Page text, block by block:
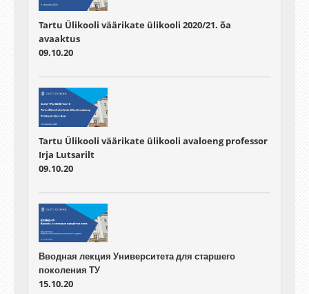
Tartu Ülikooli väärikate ülikooli 2020/21. õa
avaaktus
09.10.20
Tartu Ülikooli väärikate ülikooli avaloeng professor
Irja Lutsarilt
09.10.20
Вводная лекция Университета для старшего
поколения ТУ
15.10.20